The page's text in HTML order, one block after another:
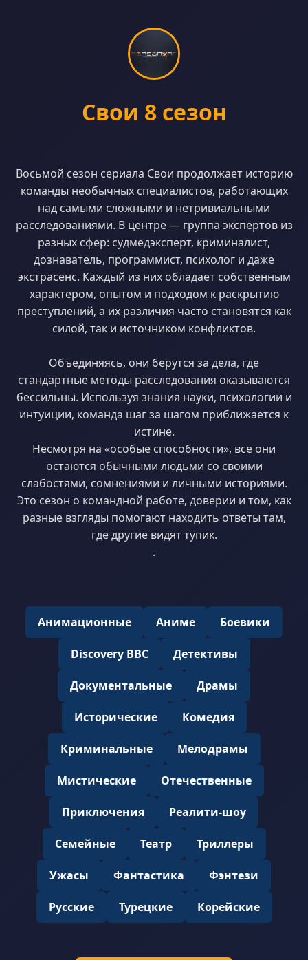
Свои 8 сезон
Восьмой сезон сериала Свои продолжает историю
команды необычных специалистов, работающих
над самыми сложными и нетривиальными
расследованиями. В центре — группа экспертов из
разных сфер: судмедэксперт, криминалист,
дознаватель, программист, психолог и даже
экстрасенс. Каждый из них обладает собственным
характером, опытом и подходом к раскрытию
преступлений, а их различия часто становятся как
силой, так и источником конфликтов.
Объединяясь, они берутся за дела, где
стандартные методы расследования оказываются
бессильны. Используя знания науки, психологии и
интуиции, команда шаг за шагом приближается к
истине.
Несмотря на «особые способности», все они
остаются обычными людьми со своими
слабостями, сомнениями и личными историями.
Это сезон о командной работе, доверии и том, как
разные взгляды помогают находить ответы там,
где другие видят тупик.
.
Анимационные Аниме Боевики
Discovery BBC Детективы
Документальные Драмы
Исторические Комедия
Криминальные Мелодрамы
Мистические Отечественные
Приключения Реалити-шоу
Семейные Театр Триллеры
Ужасы Фантастика Фэнтези
Русские Турецкие Корейские